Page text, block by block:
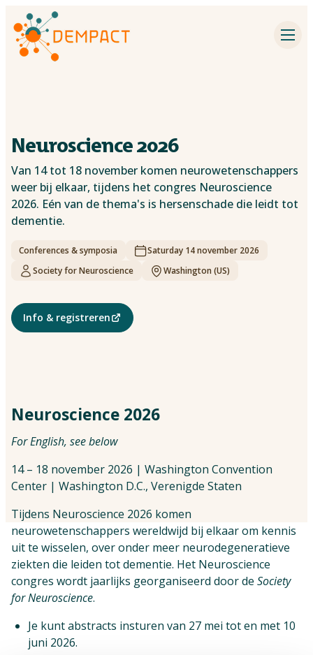
Impact partners
Dementia research
Contact
Search
Neuroscience 2026
Van 14 tot 18 november komen neurowetenschappers
weer bij elkaar, tijdens het congres Neuroscience
2026. Eén van de thema's is hersenschade die leidt tot
dementie.
Conferences & symposia
Saturday 14 november 2026
Society for Neuroscience
Washington (US)
Info & registreren
Neuroscience 2026
For English, see below
14 – 18 november 2026 | Washington Convention
Center | Washington D.C., Verenigde Staten
Tijdens Neuroscience 2026 komen
neurowetenschappers wereldwijd bij elkaar om kennis
uit te wisselen, over onder meer neurodegeneratieve
ziekten die leiden tot dementie. Het Neuroscience
congres wordt jaarlijks georganiseerd door de Society
for Neuroscience.
Je kunt abstracts insturen van 27 mei tot en met 10
juni 2026.